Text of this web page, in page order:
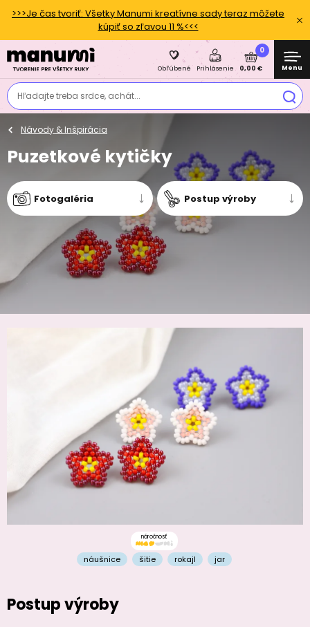
>>>Je čas tvoriť: Všetky Manumi kreatívne sady teraz môžete
kúpiť so zľavou 11 %<<<
Hľadajte treba srdce, achát...
Obľúbené Prihlásenie
0
0,00 € Menu
Návody & Inšpirácia
Puzetkové kytičky
Fotogaléria Postup výroby
náročnosť
náušnice šitie rokajl jar
Postup výroby